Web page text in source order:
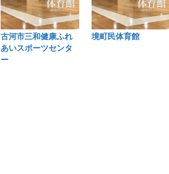
古河市三和健康ふれ
あいスポーツセンタ
ー
境町民体育館